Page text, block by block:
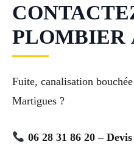
PLOMBIER
Fuite, canalisation
Martigues ?
06 28 31 86 20 –